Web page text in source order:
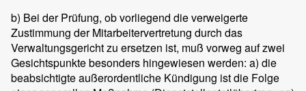
b) Bei der Prüfung, ob vorliegend die verweigerte
Zustimmung der Mitarbeitervertretung durch das
Verwaltungsgericht zu ersetzen ist, muß vorweg auf zwei
Gesichtspunkte besonders hingewiesen werden: a) die
beabsichtigte außerordentliche Kündigung ist die Folge